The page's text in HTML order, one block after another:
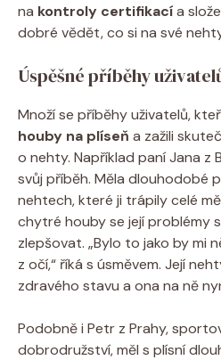
na kontroly certifikacía
dobré vědět, co si na své
Úspěšné příběhy
Množí se příběhy uživatelů,
houby na plíseň a zažili
o nehty. Například paní Jana z
svůj příběh. Měla dlouhodobé
nehtech, které ji trápily celé
chytré houby se její problémy
zlepšovat. „Bylo to jako by mi
z očí,“ říká s úsměvem. Její
zdravého stavu a ona na ně
Podobně i Petr z Prahy,
dobrodružství, měl s plísní